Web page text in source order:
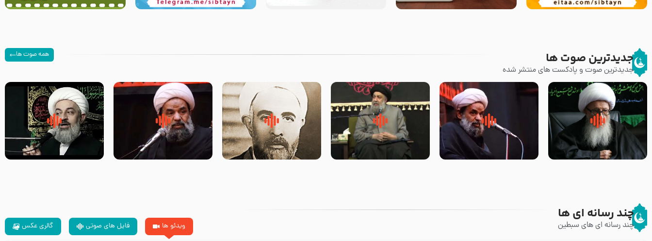
جدیدترین صوت ها
جدیدترین صوت و پادکست های منتشر شده
همه صوت ها
زوّار اربعین امام حسین (علیه
السلام) با این اشتیاق به زیارت
روضه جانسوز پاره های جگر امام
حسن مجتبی علیه السلام-حجت
لقب حضرت رقیه سلام الله علیها
به چه معناست – حجت الاسلام
روضه‌ی مجلس یزید ملعون و
اسارت اهل‌بیت علیهم‌السلام –
سلام جوانی که امام حسین علیه
السلام خودش جوابش را دادند
زیارتی که اسباب رزق زیاد و عمر
طولانی است حجت السلام حسین
چند رسانه ای ها
چند رسانه ای های سبطین ویدئو ها فایل های صوتی گالری عکس